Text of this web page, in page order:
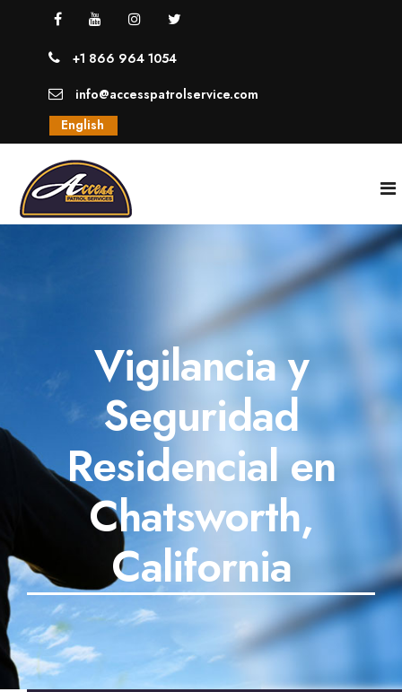
+1 866 964 1054
info@accesspatrolservice.com
English
GUARDIAS UNIFORMADOS
TECNOLOGÍA
BLOG
TESTIMONIOS
PREGUNTAS FRECUENTES
Vigilancia y
Seguridad
Residencial en
Chatsworth,
California